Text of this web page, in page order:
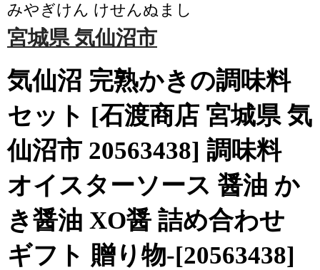
みやぎけん けせんぬまし
宮城県 気仙沼市
気仙沼 完熟かきの調味料
セット [石渡商店 宮城県 気
仙沼市 20563438] 調味料
オイスターソース 醤油 か
き醤油 XO醤 詰め合わせ
ギフト 贈り物-[20563438]